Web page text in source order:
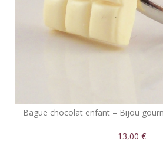
Bague chocolat enfant – Bijou
13,00 €